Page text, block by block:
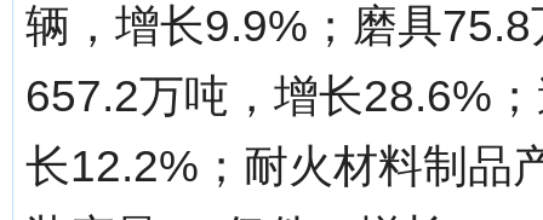
辆，增长9.9%；磨具
657.2万吨，增长28.6%
长12.2%；耐火材料制品